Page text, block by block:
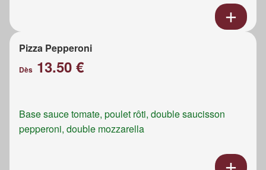
Pizza Pepperoni
Dès 13.50 €
Base sauce tomate, poulet rôti, double saucisson
pepperoni, double mozzarella